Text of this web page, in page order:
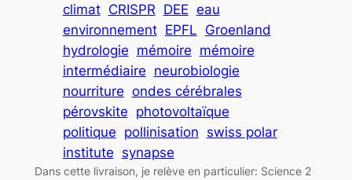
climat CRISPR DEE eau
environnement EPFL Groenland
hydrologie mémoire mémoire
intermédiaire neurobiologie
nourriture ondes cérébrales
pérovskite photovoltaïque
politique pollinisation swiss polar
institute synapse
Dans cette livraison, je relève en particulier: Science 2